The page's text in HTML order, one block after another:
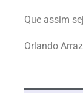
Que assim
Orlando